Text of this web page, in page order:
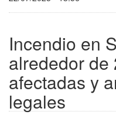
Incendio en
alrededor de
afectadas y
legales